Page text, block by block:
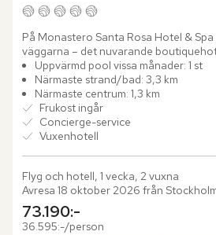
På Monastero Santa Rosa Hotel &
väggarna – det nuvarande
vackert 1600-talskloster. Stenvalv,
Uppvärmd pool vissa månader: 1 st
Närmaste strand/bad: 3,3 km
Närmaste centrum: 1,3 km
Frukost ingår
Concierge-service
Vuxenhotell
Flyg och hotell, 1 vecka, 2 vuxna
Avresa 18 oktober 2026 från
73.190:-
36.595:-/person